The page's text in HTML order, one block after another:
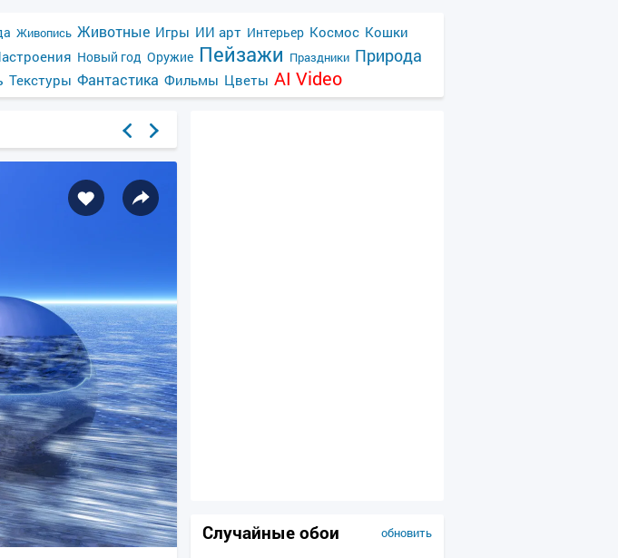
Живопись Животные Игры ИИ арт Интерьер Космос Кошки
Новый год Оружие Пейзажи Праздники Природа
Текстуры Фантастика Фильмы Цветы AI Video
обновить
Случайные обои